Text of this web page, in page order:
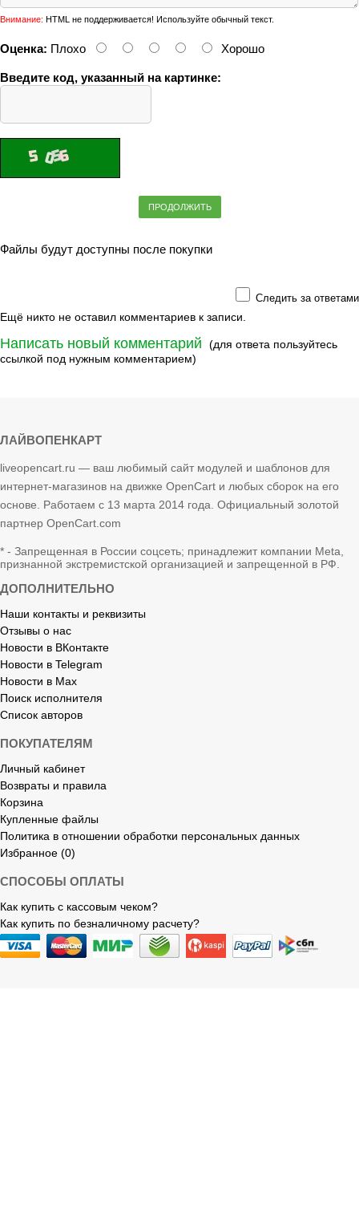
Внимание: HTML не поддерживается! Используйте обычный текст.
Оценка: Плохо Хорошо
Введите код, указанный на картинке:
ПРОДОЛЖИТЬ
Файлы будут доступны после покупки
Следить за ответами
Ещё никто не оставил комментариев к записи.
Написать новый комментарий
(для ответа пользуйтесь
ссылкой под нужным комментарием)
ЛАЙВОПЕНКАРТ
liveopencart.ru — ваш любимый сайт модулей и шаблонов для
интернет-магазинов на движке OpenCart и любых сборок на его
основе. Работаем с 13 марта 2014 года. Официальный золотой
партнер OpenCart.com
* - Запрещенная в России соцсеть; принадлежит компании Meta,
признанной экстремистской организацией и запрещенной в РФ.
ДОПОЛНИТЕЛЬНО
Наши контакты и реквизиты
Отзывы о нас
Новости в ВКонтакте
Новости в Telegram
Новости в Max
Поиск исполнителя
Список авторов
ПОКУПАТЕЛЯМ
Личный кабинет
Возвраты и правила
Корзина
Купленные файлы
Политика в отношении обработки персональных данных
Избранное (0)
СПОСОБЫ ОПЛАТЫ
Как купить с кассовым чеком?
Как купить по безналичному расчету?